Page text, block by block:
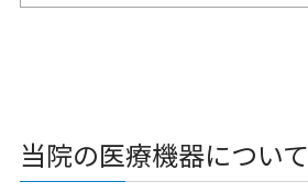
当院の医療機器について